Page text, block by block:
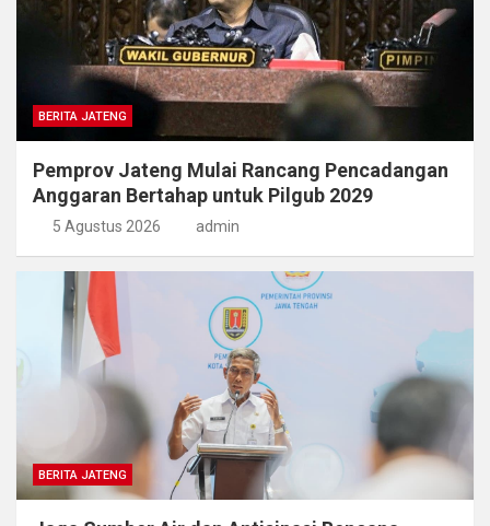
BERITA JATENG
Pemprov Jateng Mulai Rancang Pencadangan
Anggaran Bertahap untuk Pilgub 2029
5 Agustus 2026 admin
BERITA JATENG